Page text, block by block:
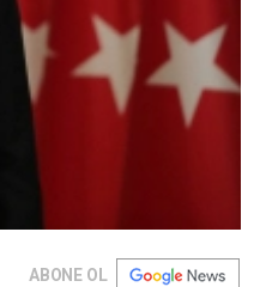
ABONE OL